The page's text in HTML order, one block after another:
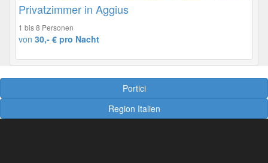
Privatzimmer in Aggius
1 bis 8 Personen
von 30,- € pro Nacht
Portici
Region Italien